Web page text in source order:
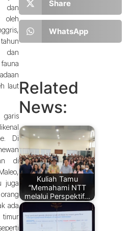
dan
oleh
dan
laut
Di
di
juga
ada
Share
WhatsApp
Related
News:
Kuliah Tamu
“Memahami NTT
melalui Perspektif…